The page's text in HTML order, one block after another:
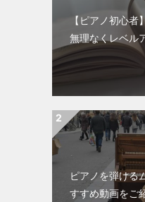
【ピアノ初心
無理なくレベル
ピアノを弾ける
すすめ動画をご